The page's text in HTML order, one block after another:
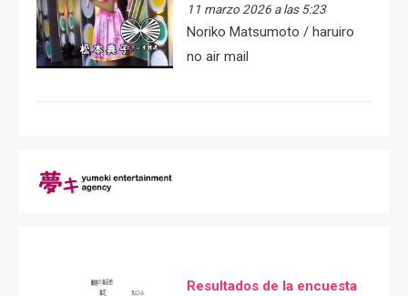
11 marzo 2026 a las 5:23
Noriko Matsumoto / haruiro
no air mail
Resultados de la encuesta